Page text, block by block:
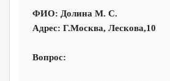
ФИО: Долина М. С.
Адрес: Г.Москва, Лескова,10
Вопрос: